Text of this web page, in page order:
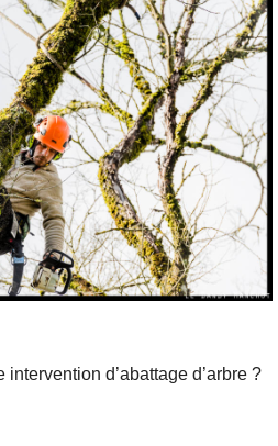
d’abattage d’arbre ?